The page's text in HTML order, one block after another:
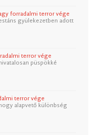
forradalmi terror vége
gyülekezetben adott
terror vége
püspökké
terror vége
alapvető különbség